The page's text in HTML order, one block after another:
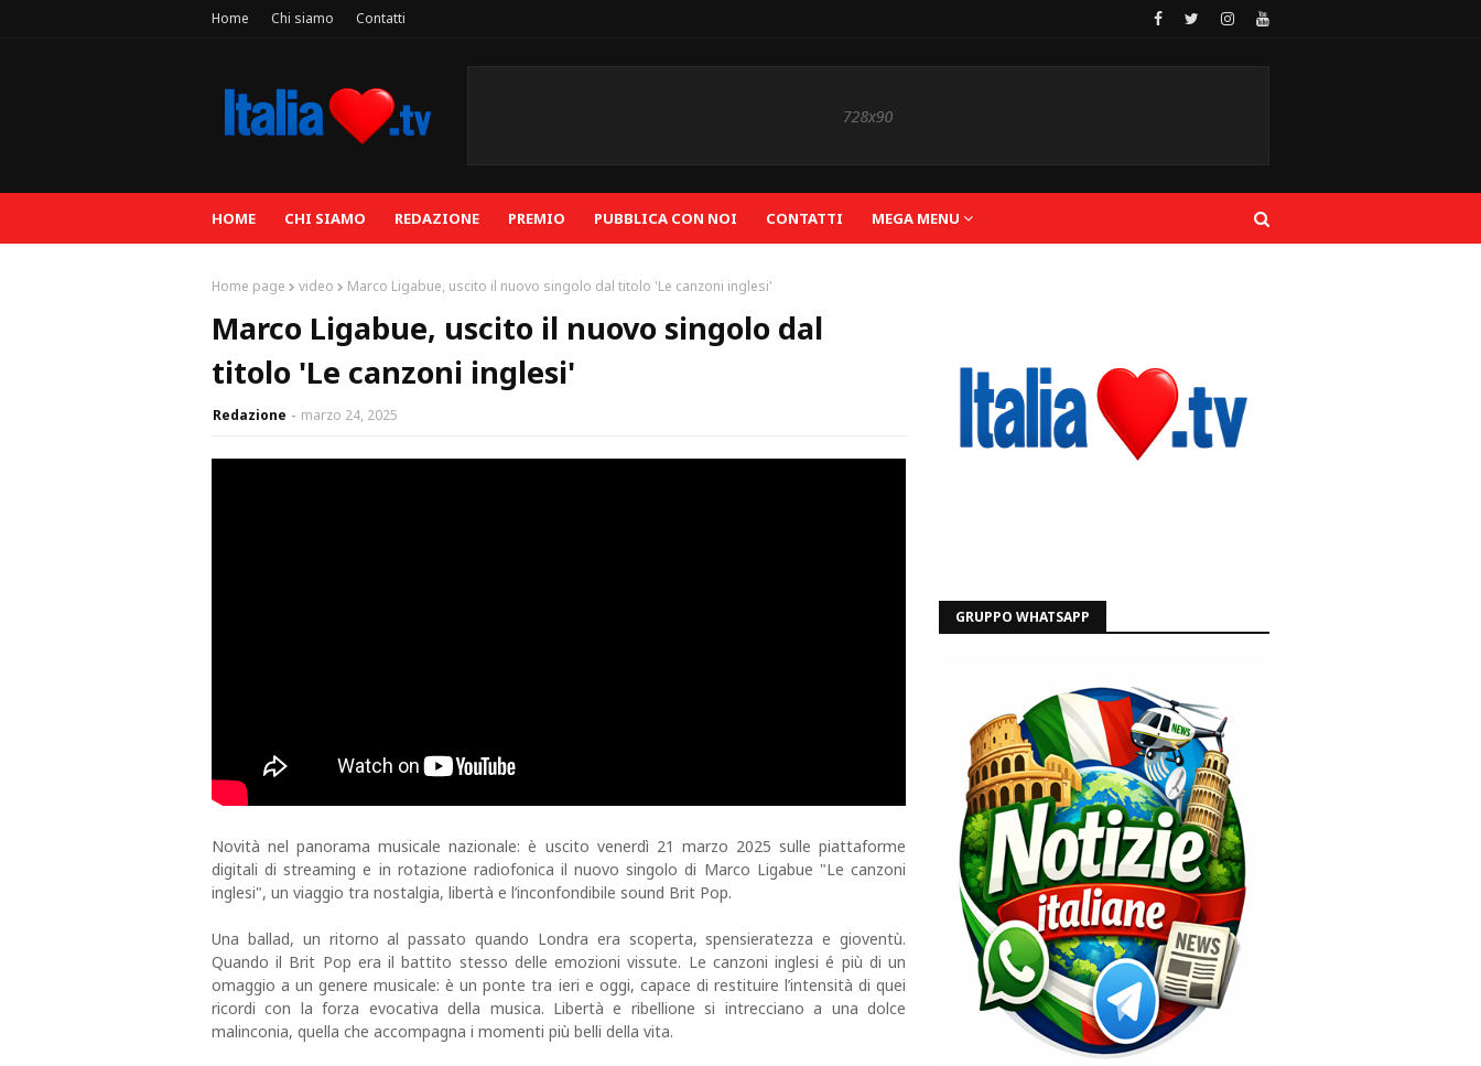
Home Chi siamo Contatti
HOME CHI SIAMO REDAZIONE PREMIO PUBBLICA CON NOI CONTATTI MEGA MENU
Home page video Marco Ligabue, uscito il nuovo singolo dal titolo 'Le canzoni inglesi'
Marco Ligabue, uscito il nuovo singolo dal
titolo 'Le canzoni inglesi'
Redazione marzo 24, 2025
Novità nel panorama musicale nazionale: è uscito venerdì 21 marzo 2025 sulle piattaforme
digitali di streaming e in rotazione radiofonica il nuovo singolo di Marco Ligabue "Le canzoni
inglesi", un viaggio tra nostalgia, libertà e l’inconfondibile sound Brit Pop.
Una ballad, un ritorno al passato quando Londra era scoperta, spensieratezza e gioventù.
Quando il Brit Pop era il battito stesso delle emozioni vissute. Le canzoni inglesi é più di un
omaggio a un genere musicale: è un ponte tra ieri e oggi, capace di restituire l’intensità di quei
ricordi con la forza evocativa della musica. Libertà e ribellione si intrecciano a una dolce
malinconia, quella che accompagna i momenti più belli della vita.
GRUPPO WHATSAPP